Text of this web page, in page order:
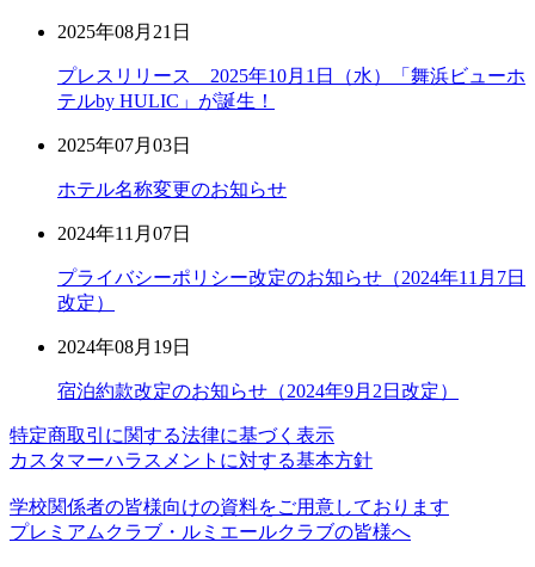
2025年08月21日
プレスリリース 2025年10月1日（水）「舞浜ビューホ
テルby HULIC」が誕生！
2025年07月03日
ホテル名称変更のお知らせ
2024年11月07日
プライバシーポリシー改定のお知らせ（2024年11月7日
改定）
2024年08月19日
宿泊約款改定のお知らせ（2024年9月2日改定）
特定商取引に関する法律に基づく表示
カスタマーハラスメントに対する基本方針
学校関係者の皆様向けの資料をご用意しております
プレミアムクラブ・ルミエールクラブの皆様へ